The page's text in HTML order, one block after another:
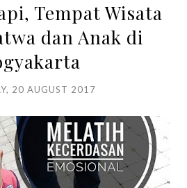
Tempat Wisata
dan Anak di
20 AUGUST 2017